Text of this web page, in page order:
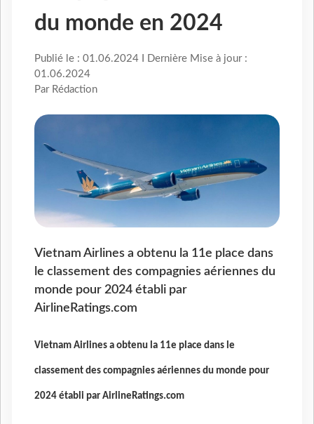
du monde en 2024
Publié le : 01.06.2024 I Dernière Mise à jour :
01.06.2024
Par Rédaction
Vietnam Airlines a obtenu la 11e place dans
le classement des compagnies aériennes du
monde pour 2024 établi par
AirlineRatings.com
Vietnam Airlines a obtenu la 11e place dans le
classement des compagnies aériennes du monde pour
2024 établi par AirlineRatings.com